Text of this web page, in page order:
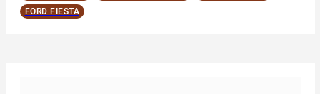
FORD FIESTA